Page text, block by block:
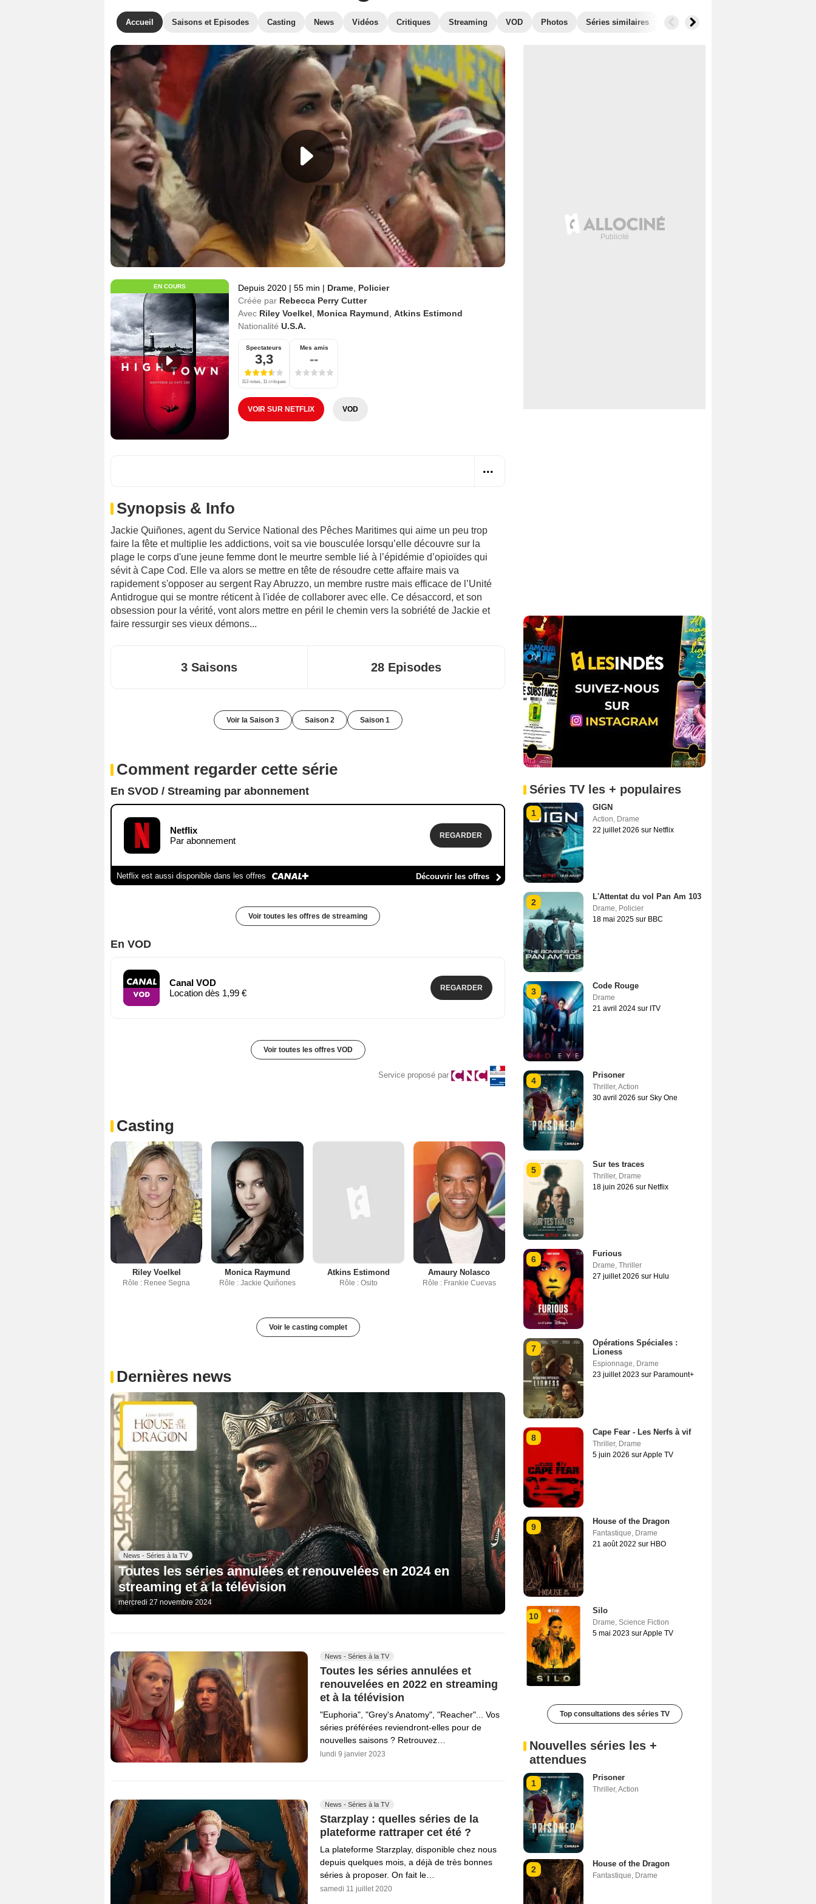
Accueil Saisons et Episodes Casting News Vidéos Critiques Streaming VOD Photos Séries similaires
EN COURS Depuis 2020 | 55 min | Drame Policier
Créée par Rebecca Perry Cutter
Avec Riley Voelkel Monica Raymund Atkins Estimond
Nationalité U.S.A.
Spectateurs
3,3
113 notes, 11 critiques
Mes amis
--
VOIR SUR NETFLIX VOD
Synopsis & Info
Jackie Quiñones, agent du Service National des Pêches Maritimes qui aime un peu trop
faire la fête et multiplie les addictions, voit sa vie bousculée lorsqu’elle découvre sur la
plage le corps d'une jeune femme dont le meurtre semble lié à l’épidémie d’opioïdes qui
sévit à Cape Cod. Elle va alors se mettre en tête de résoudre cette affaire mais va
rapidement s'opposer au sergent Ray Abruzzo, un membre rustre mais efficace de l’Unité
Antidrogue qui se montre réticent à l'idée de collaborer avec elle. Ce désaccord, et son
obsession pour la vérité, vont alors mettre en péril le chemin vers la sobriété de Jackie et
faire ressurgir ses vieux démons...
3 Saisons 28 Episodes
Voir la Saison 3 Saison 2 Saison 1
Comment regarder cette série
En SVOD / Streaming par abonnement
Netflix
Par abonnement
REGARDER
Netflix est aussi disponible dans les offres Découvrir les offres
Voir toutes les offres de streaming
En VOD
Canal VOD
Location dès 1,99 €
REGARDER
Voir toutes les offres VOD
Service proposé par
Casting
Riley Voelkel
Rôle : Renee Segna
Monica Raymund
Rôle : Jackie Quiñones
Atkins Estimond
Rôle : Osito
Amaury Nolasco
Rôle : Frankie Cuevas
Voir le casting complet
Dernières news
News - Séries à la TV
Toutes les séries annulées et renouvelées en 2024 en
streaming et à la télévision
mercredi 27 novembre 2024
News - Séries à la TV
Toutes les séries annulées et
renouvelées en 2022 en streaming
et à la télévision
"Euphoria", "Grey's Anatomy", "Reacher"... Vos
séries préférées reviendront-elles pour de
nouvelles saisons ? Retrouvez…
lundi 9 janvier 2023
News - Séries à la TV
Starzplay : quelles séries de la
plateforme rattraper cet été ?
La plateforme Starzplay, disponible chez nous
depuis quelques mois, a déjà de très bonnes
séries à proposer. On fait le…
samedi 11 juillet 2020
Séries TV les + populaires
1
GIGN
Action, Drame
22 juillet 2026 sur Netflix
2
L'Attentat du vol Pan Am 103
Drame, Policier
18 mai 2025 sur BBC
3
Code Rouge
Drame
21 avril 2024 sur ITV
4
Prisoner
Thriller,Action
30 avril 2026 sur Sky One
5
Sur tes traces
Thriller, Drame
18 juin 2026 sur Netflix
6
Furious
Drame, Thriller
27 juillet 2026 sur Hulu
7
Opérations Spéciales :
Lioness
Espionnage, Drame
23 juillet 2023 sur Paramount+
8
Cape Fear - Les Nerfs à vif
Thriller, Drame
5 juin 2026 sur Apple TV
9
House of the Dragon
Fantastique, Drame
21 août 2022 sur HBO
10
Silo
Drame, Science Fiction
5 mai 2023 sur Apple TV
Top consultations des séries TV
Nouvelles séries les +
attendues
1
Prisoner
Thriller,Action
2
House of the Dragon
Fantastique, Drame